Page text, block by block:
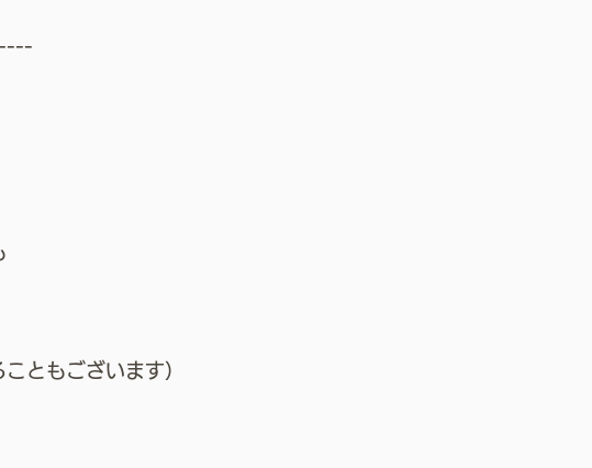
ともございます）